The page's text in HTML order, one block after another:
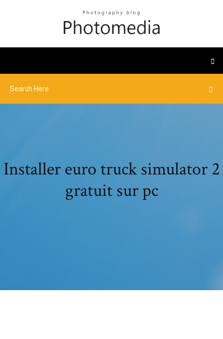
Installer euro truck simulator 2
gratuit sur pc